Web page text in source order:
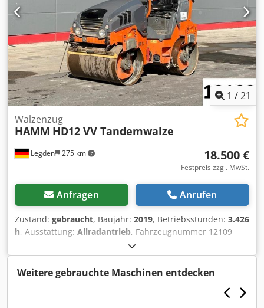
1 /21
Legden 275 km
Walzenzug
HAMM HD12 VV Tandemwalze
18.500 €
Festpreis zzgl. MwSt.
Anfragen Anrufen
Zustand: gebraucht, Baujahr: 2019, Betriebsstunden: 3.426
h, Ausstattung: Allradantrieb, Fahrzeugnummer 12109
Irrtümer & Zwischenverkauf vorbehalten Chedpfxjy T Uh Nj
Akksa
Weitere gebrauchte Maschinen entdecken